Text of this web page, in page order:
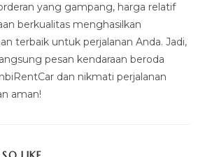
yang gampang, harga relatif
berkualitas menghasilkan
terbaik untuk perjalanan Anda. Jadi,
pesan kendaraan beroda
dan nikmati perjalanan
aman!